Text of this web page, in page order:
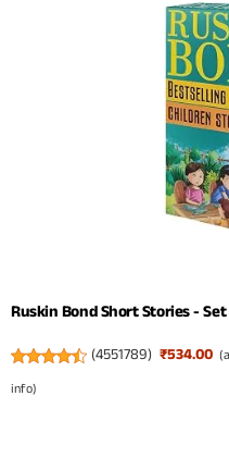
Ruskin Bond Short Stories -
(4551789) ₹534.00
info)